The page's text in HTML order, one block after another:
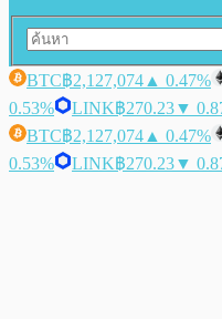
BTC฿2,127,074 ▲ 0.47%
0.53%
LINK฿270.23▼
BTC฿2,127,074 ▲ 0.47%
0.53%
LINK฿270.23▼